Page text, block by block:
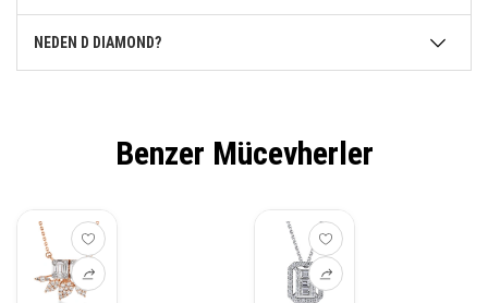
NEDEN D DIAMOND?
Benzer Mücevherler